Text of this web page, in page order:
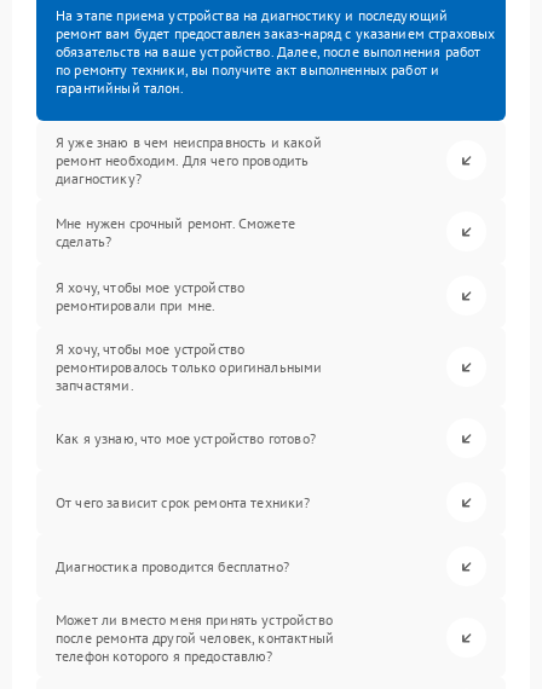
На этапе приема устройства на диагностику и последующий
ремонт вам будет предоставлен заказ-наряд с указанием страховых
обязательств на ваше устройство. Далее, после выполнения работ
по ремонту техники, вы получите акт выполненных работ и
гарантийный талон.
Я уже знаю в чем неисправность и какой
ремонт необходим. Для чего проводить
диагностику?
Мне нужен срочный ремонт. Сможете
сделать?
Я хочу, чтобы мое устройство
ремонтировали при мне.
Я хочу, чтобы мое устройство
ремонтировалось только оригинальными
запчастями.
Как я узнаю, что мое устройство готово?
От чего зависит срок ремонта техники?
Диагностика проводится бесплатно?
Может ли вместо меня принять устройство
после ремонта другой человек, контактный
телефон которого я предоставлю?